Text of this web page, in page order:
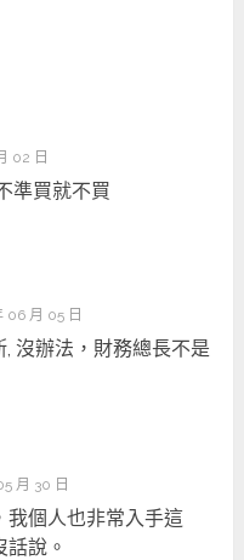
02 日
準買就不買
06 月 05 日
, 沒辦法，財務總長不是
月 30 日
我個人也非常入手這
說。